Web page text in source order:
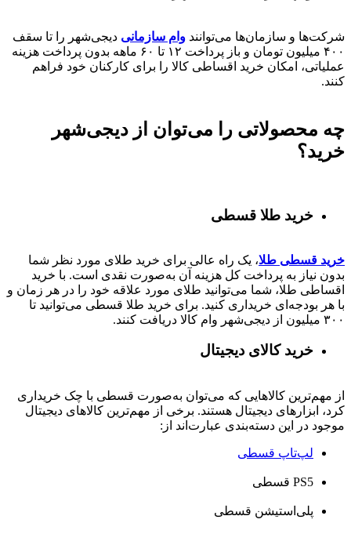
شرکت‌ها و سازمان‌ها می‌توانند وام سازمانی دیجی‌شهر را تا سقف
۴۰۰ میلیون تومان و باز پرداخت ۱۲ تا ۶۰
ماهه بدون پرداخت هزینه
عملیاتی، امکان خرید اقساطی کالا را برای کارکنان خود فراهم
کنند.
چه محصولاتی را می‌توان از دیجی‌شهر
خرید؟
خرید طلا قسطی
خرید قسطی طلا، یک راه عالی برای خرید طلای مورد نظر شما
بدون نیاز به پرداخت کل هزینه آن به‌صورت نقدی است. با خرید
اقساطی طلا، شما می‌توانید طلای مورد علاقه خود را در هر زمان و
با هر بودجه‌ای خریداری کنید. برای خرید طلا قسطی می‌توانید تا
۳۰۰ میلیون از دیجی‌شهر وام کالا دریافت کنند.
خرید کالای دیجیتال
از مهم‌ترین کالاهایی که می‌توان به‌صورت قسطی با چک خریداری
کرد، ابزارهای دیجیتال هستند. برخی از مهم‌ترین کالاهای دیجیتال
موجود در این دسته‌بندی عبارت‌اند از:
لپ‌تاپ قسطی
PS5 قسطی
پلی‌استیشن قسطی